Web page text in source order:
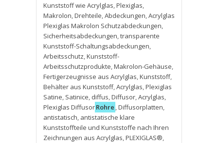
Kunststoff wie Acrylglas,Plexiglas,
Makrolon,Drehteile,Abdeckungen,Acrylglas
Plexiglas Makrolon Schutzabdeckungen,
Sicherheitsabdeckungen,transparente
Kunststoff-Schaltungsabdeckungen,
Arbeitsschutz,Kunststoff-
Arbeitsschutzprodukte,Makrolon-Gehäuse,
Fertigerzeugnisse aus Acrylglas,Kunststoff,
Behälter aus Kunststoff,Acrylglas,Plexiglas
Satine, Satinice, diffus,Diffusor,Acrylglas,
Plexiglas DiffusorRohre ,Diffusorplatten,
antistatisch, antistatische klare
Kunststoffteile und Kunststoffe nach Ihren
Zeichnungen aus Acrylglas,PLEXIGLAS®,